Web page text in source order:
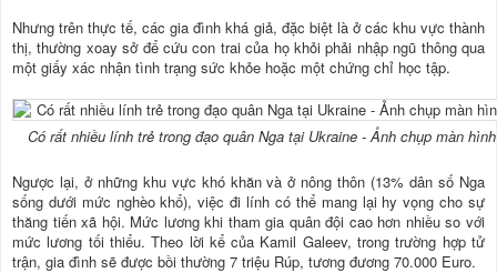
Nhưng trên thực tế, các gia đình khá giả, đặc biệt là ở các khu vực thành
thị, thường xoay sở để cứu con trai của họ khỏi phải nhập ngũ thông qua
một giấy xác nhận tình trạng sức khỏe hoặc một chứng chỉ học tập.
Có rất nhiều lính trẻ trong đạo quân Nga tại Ukraine - Ảnh chụp màn hình
Ngược lại, ở những khu vực khó khăn và ở nông thôn (13% dân số Nga
sống dưới mức nghèo khổ), việc đi lính có thể mang lại hy vọng cho sự
thăng tiến xã hội. Mức lương khi tham gia quân đội cao hơn nhiều so với
mức lương tối thiểu. Theo lời kể của Kamil Galeev, trong trường hợp tử
trận, gia đình sẽ được bồi thường 7 triệu Rúp, tương đương 70.000 Euro.